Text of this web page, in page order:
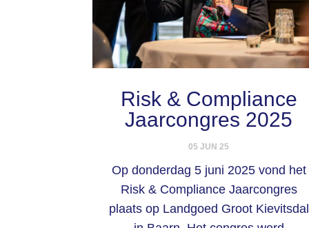
Risk & Compliance
Jaarcongres 2025
05 JUN 25
Op donderdag 5 juni 2025 vond het
Risk & Compliance Jaarcongres
plaats op Landgoed Groot Kievitsdal